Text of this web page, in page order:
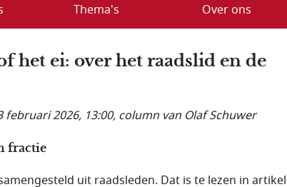
Thema's Over ons
het ei: over het raadslid en de
februari 2026, 13:00, column van Olaf Schuwer
fractie
uit raadsleden. Dat is te lezen in